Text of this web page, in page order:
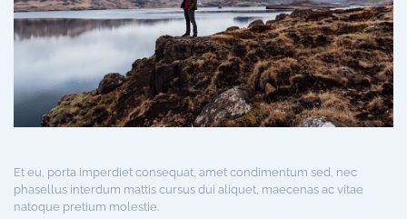
Et eu, porta imperdiet consequat, amet condimentum sed, nec
phasellus interdum mattis cursus dui aliquet, maecenas ac vitae
natoque pretium molestie.